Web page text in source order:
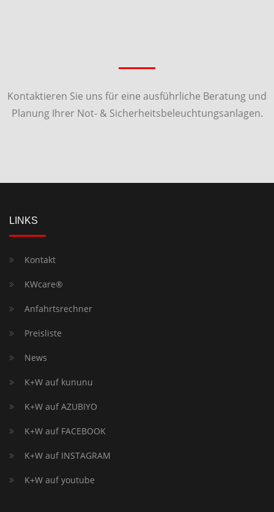
Kontaktieren Sie uns für eine ausführliche Beratung und
Planung Ihrer Not- & Sicherheitsbeleuchtungsanlagen.
LINKS
Kontakt
KWcare®
Anfahrtsrechner
Preisliste
News
K+W auf kununu
K+W auf AZUBIYO
K+W auf FACEBOOK
K+W auf INSTAGRAM
K+W auf youtube